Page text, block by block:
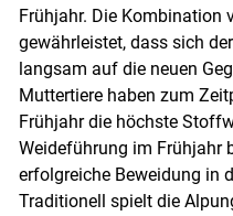
Frühjahr. Die Kombination
gewährleistet, dass sich
langsam auf die neuen
Muttertiere haben zum
Frühjahr die höchste
Weideführung im Frühjahr
erfolgreiche Beweidung in
Traditionell spielt die